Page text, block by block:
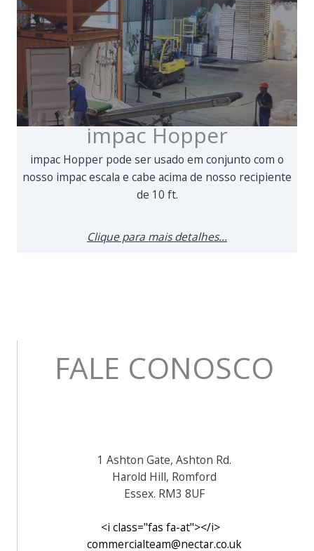
impac Hopper
impac Hopper pode ser usado em conjunto com o
nosso impac escala e cabe acima de nosso recipiente
de 10 ft.
Clique para mais detalhes...
FALE CONOSCO
1 Ashton Gate, Ashton Rd.
Harold Hill, Romford
Essex. RM3 8UF
<i class="fas fa-at"></i>
commercialteam@nectar.co.uk